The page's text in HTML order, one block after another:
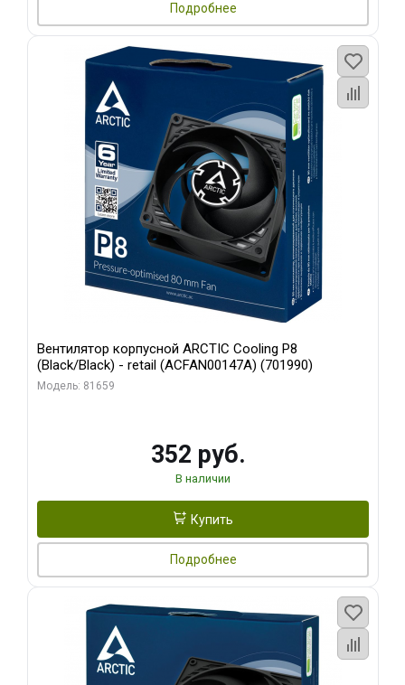
Подробнее
Вентилятор корпусной ARCTIC Cooling P8
(Black/Black) - retail (ACFAN00147A) (701990)
Модель: 81659
352 руб.
В наличии
Купить
Подробнее